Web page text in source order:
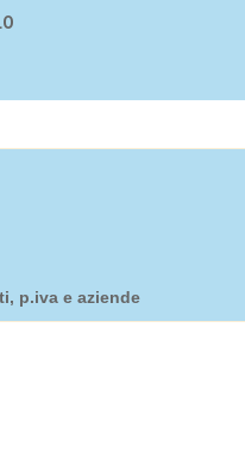
p.iva e aziende